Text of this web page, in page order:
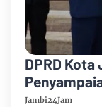
DPRD
Jambi24Jam